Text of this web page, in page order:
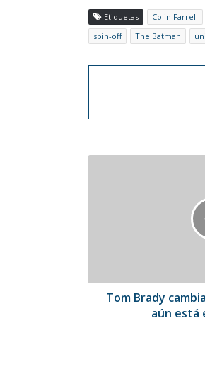
Etiquetas Colin Farrell
spin-off
The Batman
está
Tom Brady
aún está